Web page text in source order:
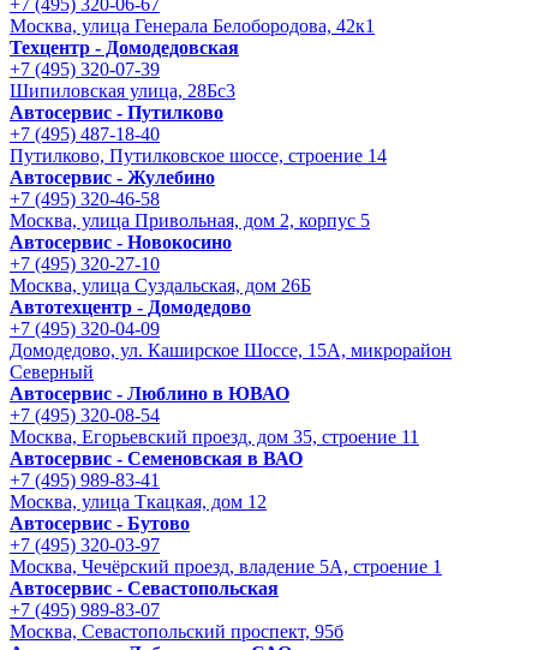
+7 (495) 320-06-67
Москва, улица Генерала Белобородова, 42к1
Техцентр - Домодедовская
+7 (495) 320-07-39
Шипиловская улица, 28Бс3
Автосервис - Путилково
+7 (495) 487-18-40
Путилково, Путилковское шоссе, строение 14
Автосервис - Жулебино
+7 (495) 320-46-58
Москва, улица Привольная, дом 2, корпус 5
Автосервис - Новокосино
+7 (495) 320-27-10
Москва, улица Суздальская, дом 26Б
Автотехцентр - Домодедово
+7 (495) 320-04-09
Домодедово, ул. Каширское Шоссе, 15А, микрорайон
Северный
Автосервис - Люблино в ЮВАО
+7 (495) 320-08-54
Москва, Егорьевский проезд, дом 35, строение 11
Автосервис - Семеновская в ВАО
+7 (495) 989-83-41
Москва, улица Ткацкая, дом 12
Автосервис - Бутово
+7 (495) 320-03-97
Москва, Чечёрский проезд, владение 5А, строение 1
Автосервис - Cевастопольская
+7 (495) 989-83-07
Москва, Севастопольский проспект, 95б